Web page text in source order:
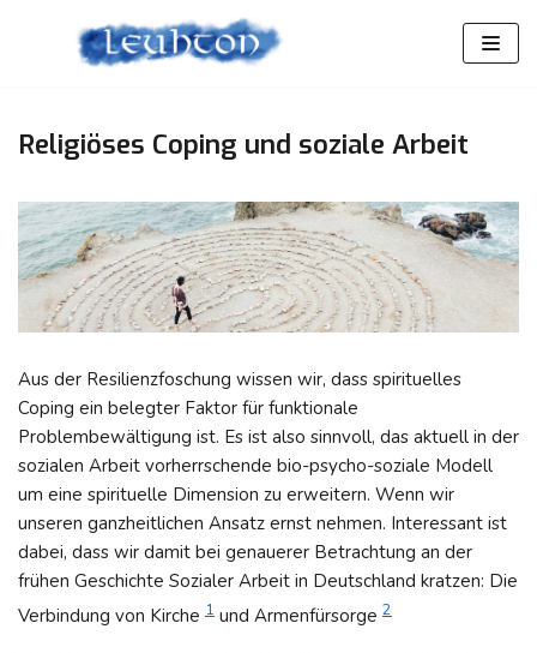
Religiöses Coping und soziale Arbeit
Aus der Resilienzfoschung wissen wir, dass spirituelles
Coping ein belegter Faktor für funktionale
Problembewältigung ist. Es ist also sinnvoll, das aktuell in der
sozialen Arbeit vorherrschende bio-psycho-soziale Modell
um eine spirituelle Dimension zu erweitern. Wenn wir
unseren ganzheitlichen Ansatz ernst nehmen. Interessant ist
dabei, dass wir damit bei genauerer Betrachtung an der
frühen Geschichte Sozialer Arbeit in Deutschland kratzen: Die
Verbindung von Kirche 1 und Armenfürsorge 2